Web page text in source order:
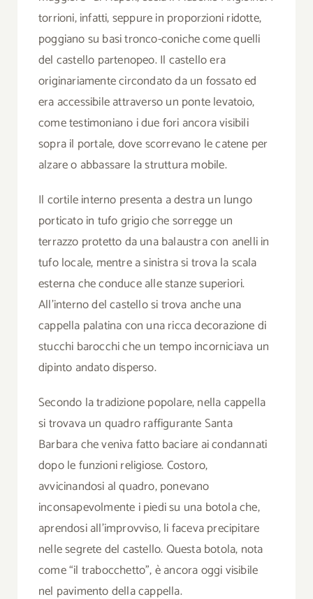
torrioni, infatti, seppure in proporzioni ridotte,
poggiano su basi tronco-coniche come quelli
del castello partenopeo. Il castello era
originariamente circondato da un fossato ed
era accessibile attraverso un ponte levatoio,
come testimoniano i due fori ancora visibili
sopra il portale, dove scorrevano le catene per
alzare o abbassare la struttura mobile.
Il cortile interno presenta a destra un lungo
porticato in tufo grigio che sorregge un
terrazzo protetto da una balaustra con anelli in
tufo locale, mentre a sinistra si trova la scala
esterna che conduce alle stanze superiori.
All’interno del castello si trova anche una
cappella palatina con una ricca decorazione di
stucchi barocchi che un tempo incorniciava un
dipinto andato disperso.
Secondo la tradizione popolare, nella cappella
si trovava un quadro raffigurante Santa
Barbara che veniva fatto baciare ai condannati
dopo le funzioni religiose. Costoro,
avvicinandosi al quadro, ponevano
inconsapevolmente i piedi su una botola che,
aprendosi all’improvviso, li faceva precipitare
nelle segrete del castello. Questa botola, nota
come “il trabocchetto”, è ancora oggi visibile
nel pavimento della cappella.